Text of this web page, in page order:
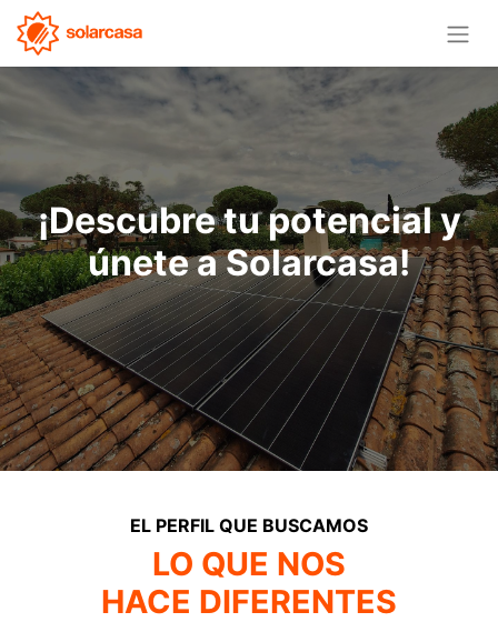
¡Descubre tu potencial y
únete a Solarcasa!
EL PERFIL QUE BUSCAMOS
LO QUE NOS
HACE DIFERENTES